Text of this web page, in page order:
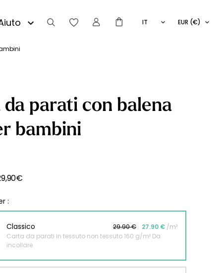
IT
EUR (€)
parati con balena
bambini
€
:
Classico 29.90 € 27.90 € /m²
Carta da parati in tessuto non tessuto 160 g/m² Da
incollare.